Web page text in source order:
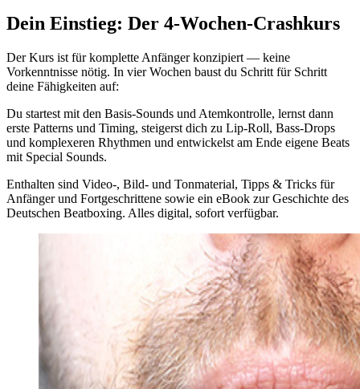
Dein Einstieg: Der 4-Wochen-Crashkurs
Der Kurs ist für komplette Anfänger konzipiert — keine
Vorkenntnisse nötig. In vier Wochen baust du Schritt für Schritt
deine Fähigkeiten auf:
Du startest mit den Basis-Sounds und Atemkontrolle, lernst dann
erste Patterns und Timing, steigerst dich zu Lip-Roll, Bass-Drops
und komplexeren Rhythmen und entwickelst am Ende eigene Beats
mit Special Sounds.
Enthalten sind Video-, Bild- und Tonmaterial, Tipps & Tricks für
Anfänger und Fortgeschrittene sowie ein eBook zur Geschichte des
Deutschen Beatboxing. Alles digital, sofort verfügbar.